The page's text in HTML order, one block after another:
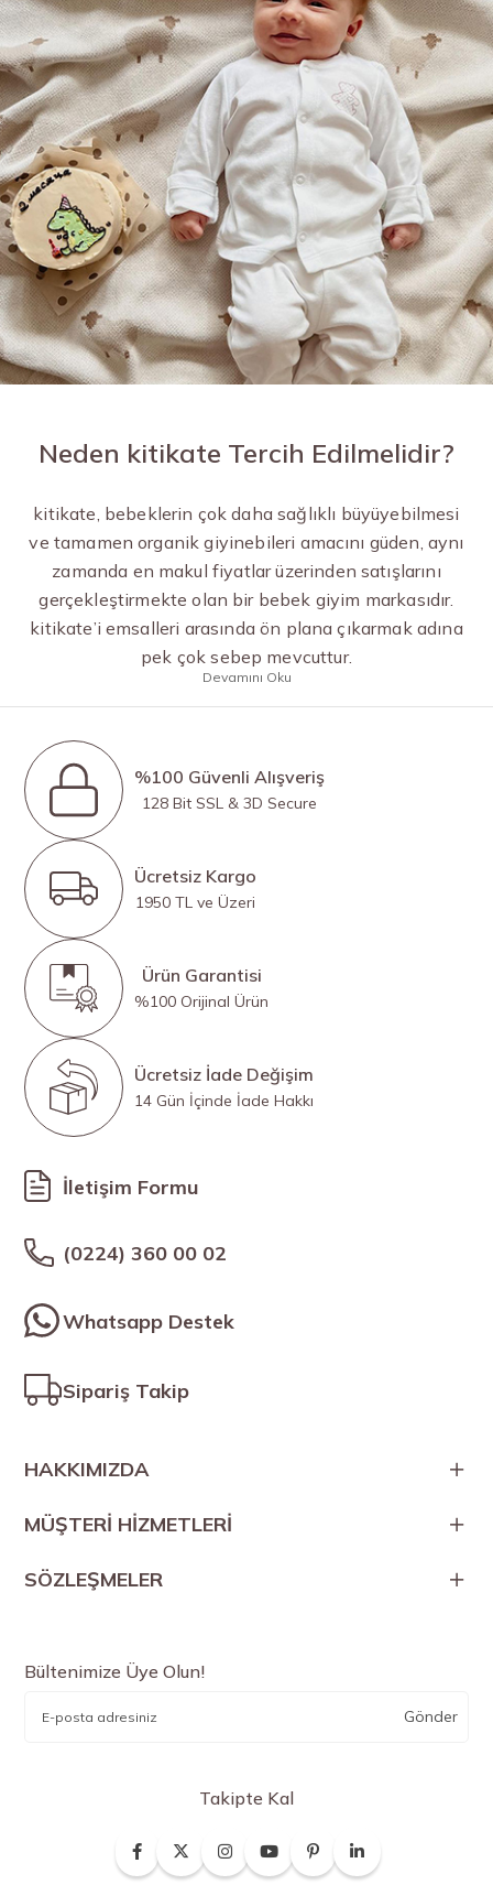
Neden kitikate Tercih Edilmelidir?
kitikate, bebeklerin çok daha sağlıklı büyüyebilmesi
ve tamamen organik giyinebileri amacını güden, aynı
zamanda en makul fiyatlar üzerinden satışlarını
gerçekleştirmekte olan bir bebek giyim markasıdır.
kitikate’i emsalleri arasında ön plana çıkarmak adına
pek çok sebep mevcuttur.
Devamını Oku
%100 Güvenli Alışveriş
128 Bit SSL & 3D Secure
Ücretsiz Kargo
1950 TL ve Üzeri
Ürün Garantisi
%100 Orijinal Ürün
Ücretsiz İade Değişim
14 Gün İçinde İade Hakkı
İletişim Formu
(0224) 360 00 02
Whatsapp Destek
Sipariş Takip
HAKKIMIZDA
MÜŞTERİ HİZMETLERİ
SÖZLEŞMELER
Bültenimize Üye Olun!
Gönder
Takipte Kal